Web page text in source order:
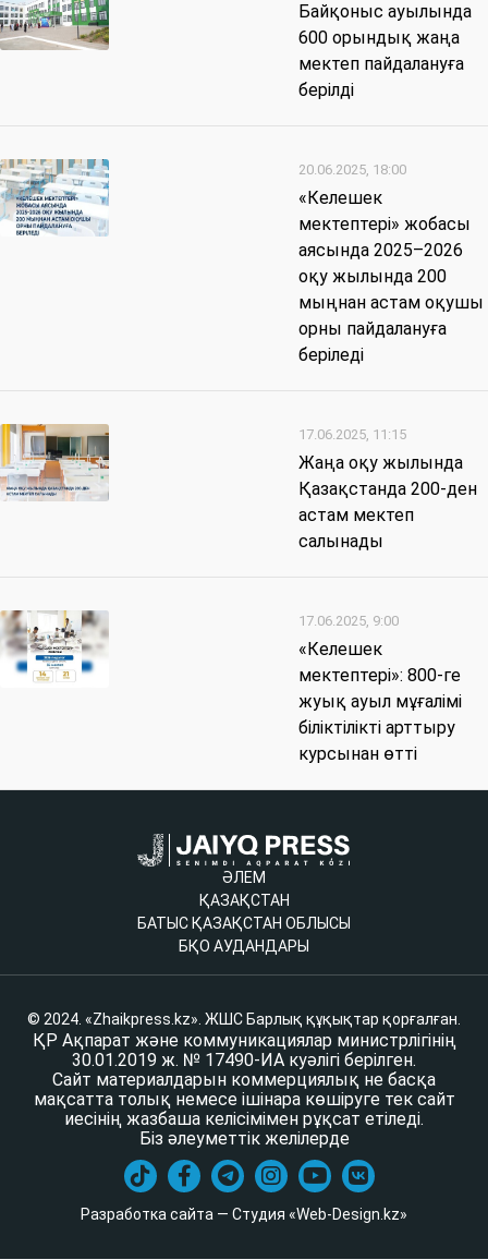
Байқоныс ауылында
600 орындық жаңа
мектеп пайдалануға
берілді
20.06.2025, 18:00
«Келешек
мектептері» жобасы
аясында 2025–2026
оқу жылында 200
мыңнан астам оқушы
орны пайдалануға
беріледі
17.06.2025, 11:15
Жаңа оқу жылында
Қазақстанда 200-ден
астам мектеп
салынады
17.06.2025, 9:00
«Келешек
мектептері»: 800-ге
жуық ауыл мұғалімі
біліктілікті арттыру
курсынан өтті
ӘЛЕМ
ҚАЗАҚСТАН
БАТЫС ҚАЗАҚСТАН ОБЛЫСЫ
БҚО АУДАНДАРЫ
© 2024. «Zhaikpress.kz». ЖШС Барлық құқықтар қорғалған.
ҚР Ақпарат және коммуникациялар министрлігінің
30.01.2019 ж. № 17490-ИА куәлігі берілген.
Сайт материалдарын коммерциялық не басқа
мақсатта толық немесе ішінара көшіруге тек сайт
иесінің жазбаша келісімімен рұқсат етіледі.
Біз әлеуметтік желілерде
Разработка сайта — Студия «Web-Design.kz»